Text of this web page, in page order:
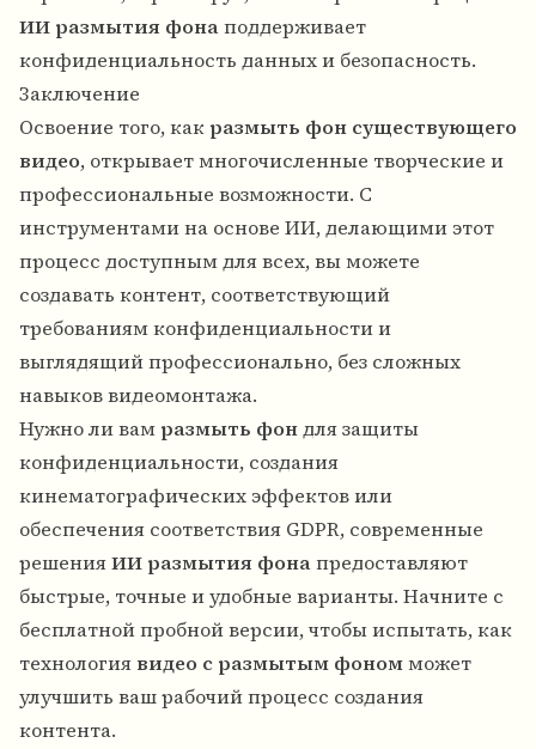
ИИ размытия фонаподдерживает
конфиденциальность данных и безопасность.
Заключение
Освоение того, как размыть фон существующего
видео, открывает многочисленные творческие и
профессиональные возможности. С
инструментами на основе ИИ, делающими этот
процесс доступным для всех, вы можете
создавать контент, соответствующий
требованиям конфиденциальности и
выглядящий профессионально, без сложных
навыков видеомонтажа.
Нужно ли вам размыть фондля защиты
конфиденциальности, создания
кинематографических эффектов или
обеспечения соответствия GDPR, современные
решенияИИ размытия фонапредоставляют
быстрые, точные и удобные варианты. Начните с
бесплатной пробной версии, чтобы испытать, как
технология видео с размытым фономможет
улучшить ваш рабочий процесс создания
контента.